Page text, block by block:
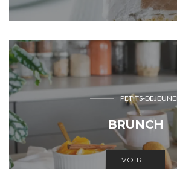
PETITS-
BRUNCH
VOIR...